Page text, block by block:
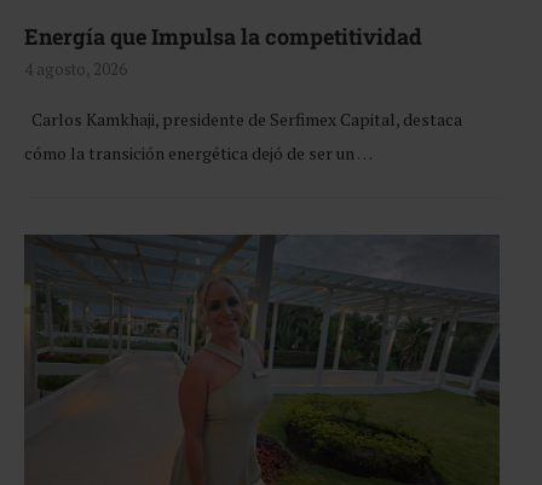
Energía que Impulsa la competitividad
4 agosto, 2026
Carlos Kamkhaji, presidente de Serfimex Capital, destaca
cómo la transición energética dejó de ser un …